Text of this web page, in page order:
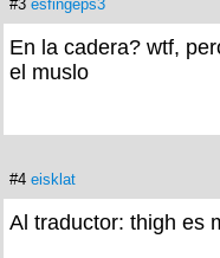
#3 esfingeps3
En la cadera? wtf,
el muslo
#4 eisklat
Al traductor: thigh es